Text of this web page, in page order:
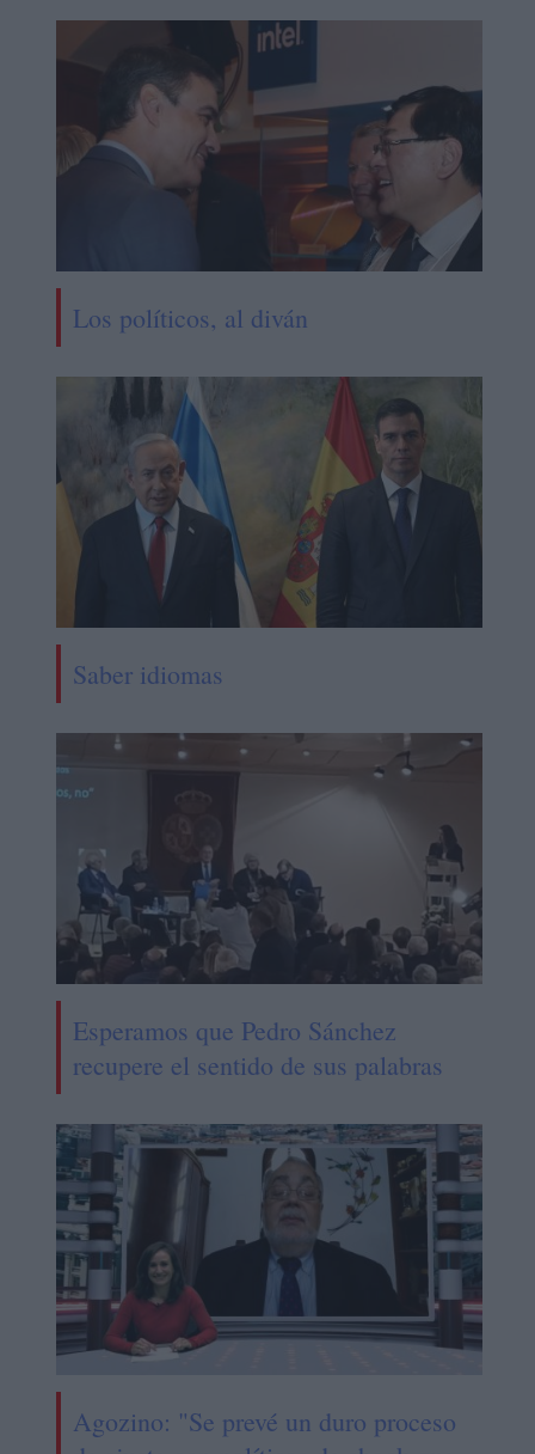
Los políticos, al diván
Saber idiomas
Esperamos que Pedro Sánchez
recupere el sentido de sus palabras
Agozino: "Se prevé un duro proceso